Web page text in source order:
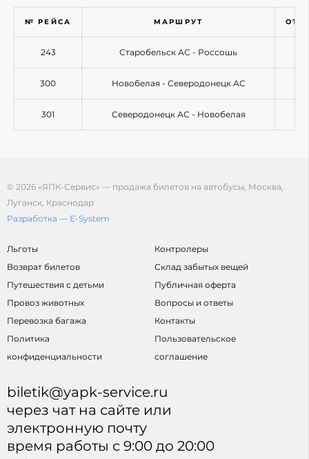
№ РЕЙСА МАРШРУТ
243 Старобельск АС - Россошь
300 Новобелая - Северодонецк АС
301 Северодонецк АС - Новобелая
© 2026 «ЯПК-Сервис» — продажа билетов на автобусы, Москва,
Луганск, Краснодар
Разработка — E-System
Льготы
Возврат билетов
Путешествия с детьми
Провоз животных
Перевозка багажа
Политика
конфиденциальности
Контролеры
Склад забытых вещей
Публичная оферта
Вопросы и ответы
Контакты
Пользовательское
соглашение
biletik@yapk-service.ru
через чат на сайте или
электронную почту
время работы с 9:00 до 20:00